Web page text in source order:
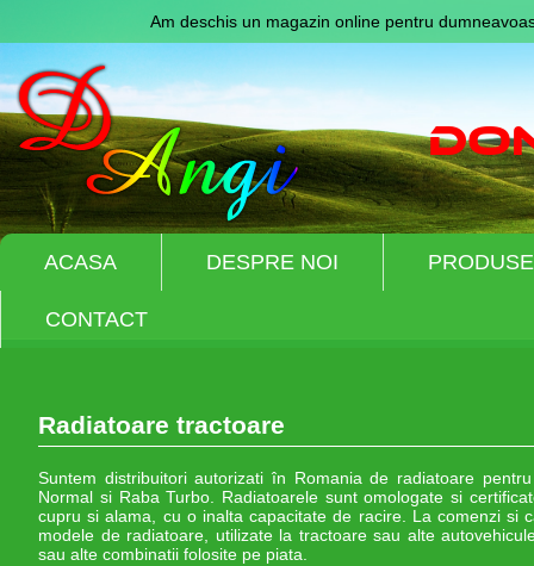
Am deschis un magazin online pentru
ACASA DESPRE NOI PRODUSE
CONTACT
Radiatoare tractoare
Suntem distribuitori autorizati în Romania de radiatoare
Normal si Raba Turbo. Radiatoarele sunt omologate si
cupru si alama, cu o inalta capacitate de racire. La comenzi si
modele de radiatoare, utilizate la tractoare sau alte
sau alte combinatii folosite pe piata.